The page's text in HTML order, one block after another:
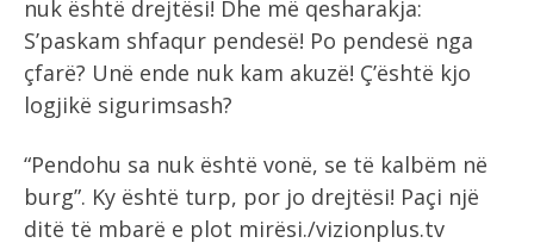
nuk është drejtësi! Dhe më qesharakja:
S’paskam shfaqur pendesë! Po pendesë nga
çfarë? Unë ende nuk kam akuzë! Ç’është kjo
logjikë sigurimsash?
“Pendohu sa nuk është vonë, se të kalbëm në
burg”. Ky është turp, por jo drejtësi! Paçi një
ditë të mbarë e plot mirësi./vizionplus.tv